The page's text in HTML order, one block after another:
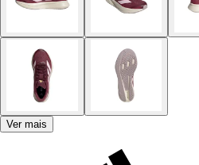
Ver mais